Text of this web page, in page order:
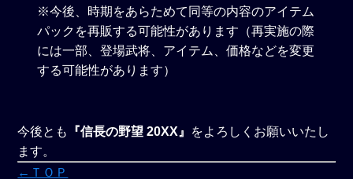
※今後、時期をあらためて同等の内容のアイテム
パックを再販する可能性があります（再実施の際
には一部、登場武将、アイテム、価格などを変更
する可能性があります）
今後とも 『信長の野望 20XX』 をよろしくお願いいたし
ます。
←ＴＯＰ